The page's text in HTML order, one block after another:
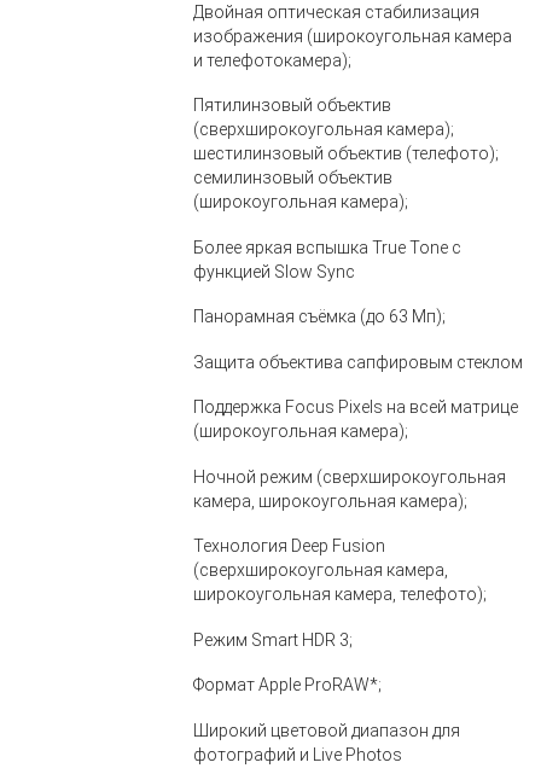
Двойная оптическая стабилизация
изображения (широкоугольная камера
и телефотокамера);
Пятилинзовый объектив
(сверхширокоугольная камера);
шестилинзовый объектив (телефото);
семилинзовый объектив
(широкоугольная камера);
Более яркая вспышка True Tone с
функцией Slow Sync
Панорамная съёмка (до 63 Мп);
Защита объектива сапфировым стеклом
Поддержка Focus Pixels на всей матрице
(широкоугольная камера);
Ночной режим (сверхширокоугольная
камера, широкоугольная камера);
Технология Deep Fusion
(сверхширокоугольная камера,
широкоугольная камера, телефото);
Режим Smart HDR 3;
Формат Apple ProRAW*;
Широкий цветовой диапазон для
фотографий и Live Photos